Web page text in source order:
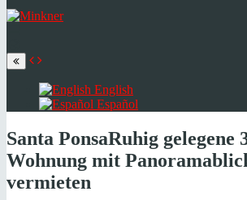
language
English
Español
Santa PonsaRuhig gelegene
Wohnung mit
vermieten